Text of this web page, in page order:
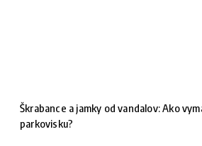
Škrabance a jamky od vandalov: Ako
parkovisku?